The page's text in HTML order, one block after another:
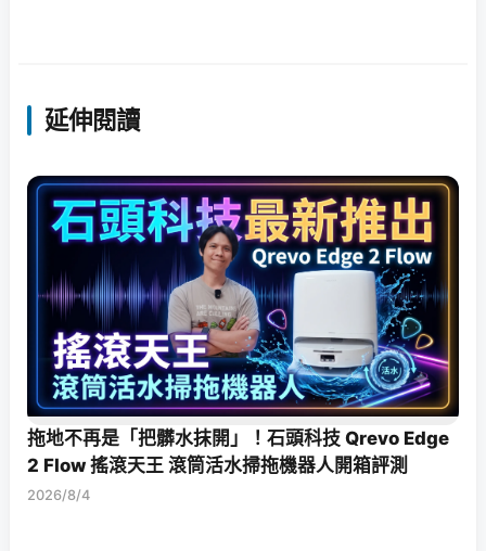
延伸閱讀
拖地不再是「把髒水抹開」！石頭科技 Qrevo Edge
2 Flow 搖滾天王 滾筒活水掃拖機器人開箱評測
2026/8/4